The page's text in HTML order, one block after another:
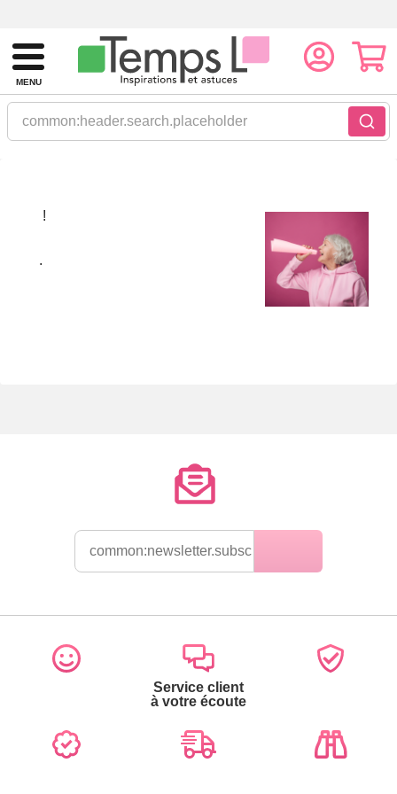
MENU
common:header.search.placeholder
!
.
Service client
à votre écoute